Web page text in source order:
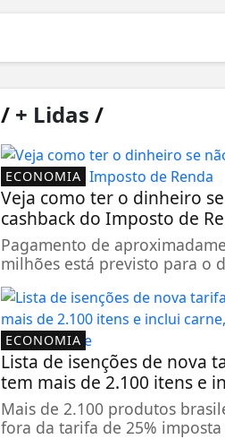
/+ Lidas /
ECONOMIA
Veja como ter o dinheiro
cashback do Imposto de
Pagamento de
milhões está previsto para o
ECONOMIA
Lista de isenções de nova
tem mais de 2.100 itens e
Mais de 2.100 produtos
fora da tarifa de 25% imposta